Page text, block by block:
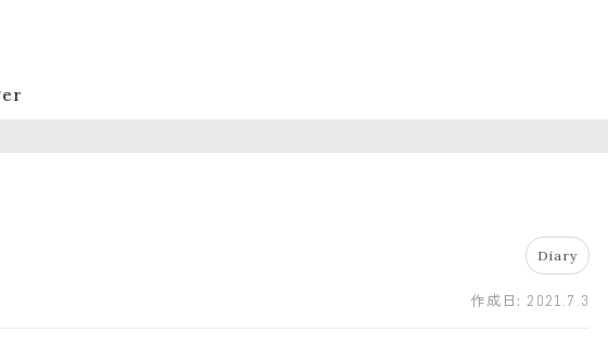
Diary
作成日:2021.7.3